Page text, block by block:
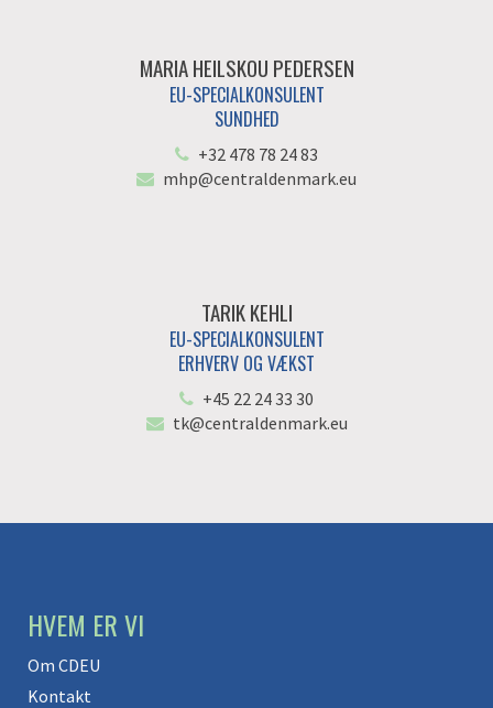
MARIA HEILSKOU PEDERSEN
EU-SPECIALKONSULENT
SUNDHED
+32 478 78 24 83
mhp@centraldenmark.eu
TARIK KEHLI
EU-SPECIALKONSULENT
ERHVERV OG VÆKST
+45 22 24 33 30
tk@centraldenmark.eu
HVEM ER VI
Om CDEU
Kontakt